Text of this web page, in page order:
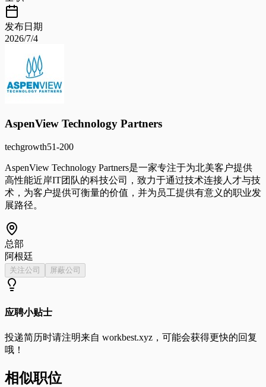
发布日期
2026/7/4
AspenView Technology Partners
techgrowth51-200
AspenView Technology Partners是一家专注于为北美客户提供
高性能近岸IT团队的科技公司，致力于通过技术连接人才与技
术，为客户提供可衡量的价值，并为员工提供有意义的职业发
展路径。
总部
阿根廷
关注公司 屏蔽公司
应聘小贴士
投递简历时请注明来自 workbest.xyz ，可能会获得更快的回复
哦！
相似职位